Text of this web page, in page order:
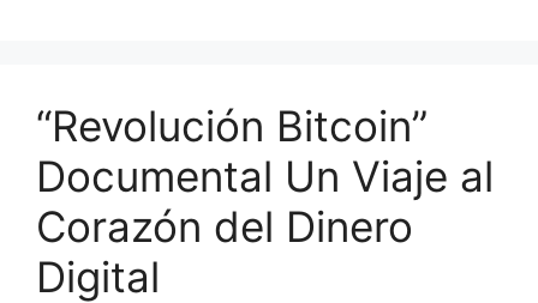
“Revolución Bitcoin”
Documental Un Viaje al
Corazón del Dinero
Digital